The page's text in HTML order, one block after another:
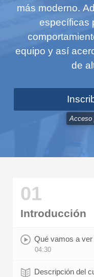
más moderno.
específicas
equipo y así
de
Acceso
01
Introducción
Qué vamos a
04:30
Descripción del